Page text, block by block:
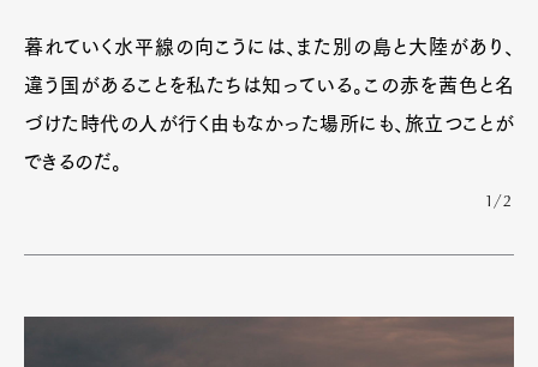
暮れていく水平線の向こうには、また別の島と大陸があり、
違う国があることを私たちは知っている。この赤を茜色と名
づけた時代の人が行く由もなかった場所にも、旅立つことが
できるのだ。
1/2